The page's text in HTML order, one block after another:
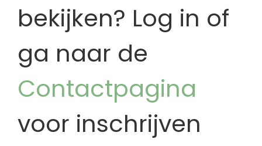
bekijken? Log in of
ga naar de
Contactpagina
voor inschrijven